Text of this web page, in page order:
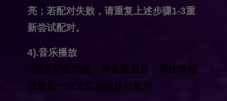
亮；若配对失败，请重复上述步骤1-3重
新尝试配对。
4).音乐播放
* 蓝牙记忆功能：设备重启后，系统将根
据最后一次记忆自动执行配对。